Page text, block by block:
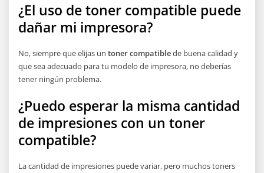
¿El uso de toner compatible puede
dañar mi impresora?
No, siempre que elijas untoner compatiblede buena calidad y
que sea adecuado para tu modelo de impresora, no deberías
tener ningún problema.
¿Puedo esperar la misma cantidad
de impresiones con un toner
compatible?
La cantidad de impresiones puede variar, pero muchos toners